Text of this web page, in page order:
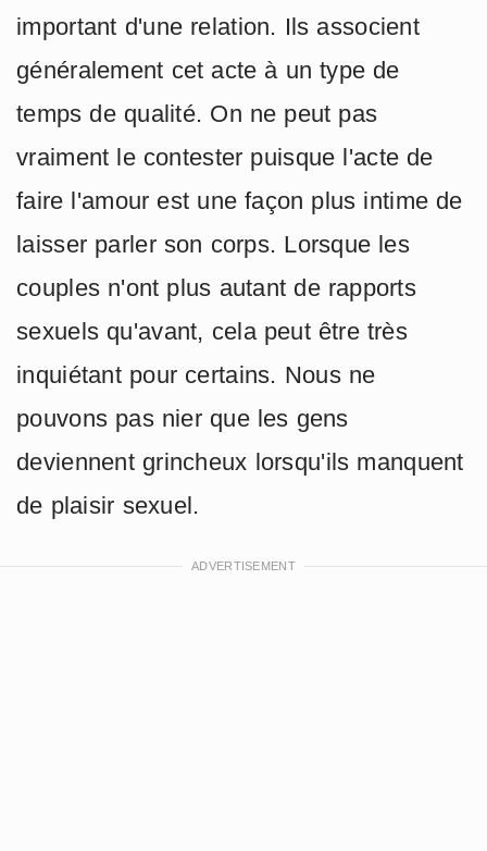
important d'une relation. Ils associent
généralement cet acte à un type de
temps de qualité. On ne peut pas
vraiment le contester puisque l'acte de
faire l'amour est une façon plus intime de
laisser parler son corps. Lorsque les
couples n'ont plus autant de rapports
sexuels qu'avant, cela peut être très
inquiétant pour certains. Nous ne
pouvons pas nier que les gens
deviennent grincheux lorsqu'ils manquent
de plaisir sexuel.